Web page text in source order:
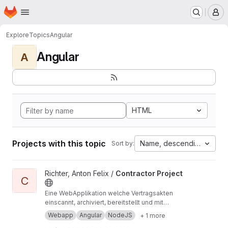
Skip to main content
Homepage
ExploreTopicsAngular
A Angular
HTML
Projects with this topic Sort by: Name, descending
View Contractor Project project
C
Richter, Anton Felix / Contractor Project
Eine WebApplikation welche Vertragsakten
einscannt, archiviert, bereitstellt und mit
Geschäftslogik aufbereitet. Angular, Node.js,
Datenbank (JSon), HTML, SCSS, TypeScript
Webapp Angular NodeJS + 1 more